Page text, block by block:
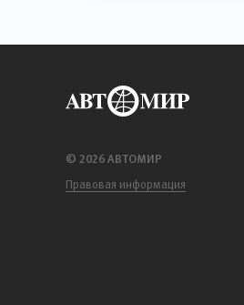
© 2026 АВТОМИР
Правовая информация